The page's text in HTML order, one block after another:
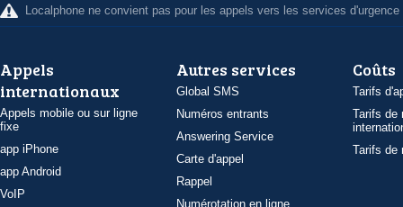
Localphone ne convient pas pour les appels vers les services d'urgence
Appels
internationaux
Appels mobile ou sur ligne
fixe
app iPhone
app Android
VoIP
Autres services
Global SMS
Numéros entrants
Answering Service
Carte d'appel
Rappel
Numérotation en ligne
Coûts
Tarifs
Tarifs de
Tarifs de